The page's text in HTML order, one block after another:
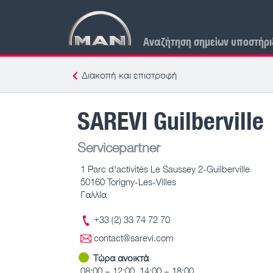
Αναζήτηση σημείων
Διακοπή και επιστροφή
SAREVI Guilberville
Servicepartner
1 Parc d'activités Le Saussey 2-Guilberville
50160 Torigny-Les-Villes
Γαλλία
+33 (2) 33 74 72 70
contact@sarevi.com
Τώρα ανοικτά
08:00 – 12:00, 14:00 – 18:00